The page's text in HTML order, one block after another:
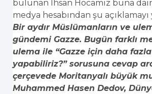
bulunan İhsan Hocamız buna dair
medya hesabından şu açıklamayı
Bir aydır Müslümanların ve
gündemi Gazze. Bugün farklı
ulema ile “Gazze için daha
yapabiliriz?” sorusuna cevap
çerçevede Moritanyalı büyük
Muhammed Hasen Dedov,